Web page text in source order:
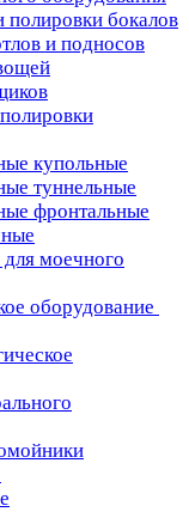
бокалов
и подносов
купольные
туннельные
фронтальные
моечного
оборудование